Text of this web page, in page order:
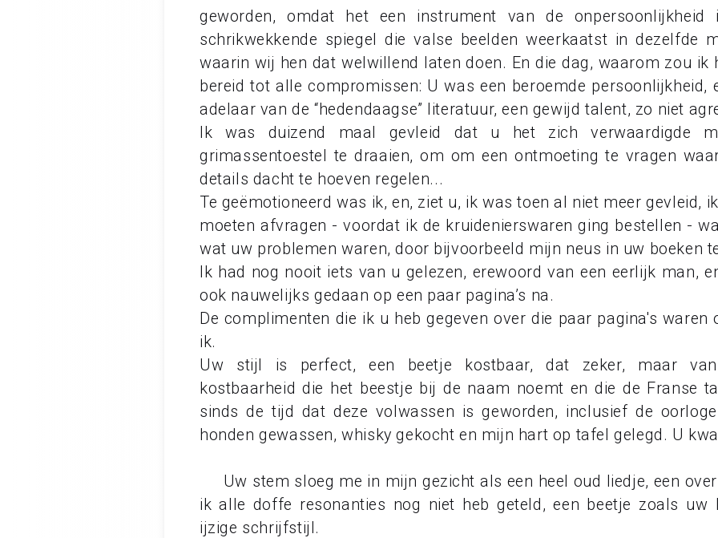
geworden, omdat het een instrument van de onpersoonlijkheid
schrikwekkende spiegel die valse beelden weerkaatst in dezelfde
waarin wij hen dat welwillend laten doen. En die dag, waarom zou ik
bereid tot alle compromissen: U was een beroemde persoonlijkheid,
adelaar van de “hedendaagse” literatuur, een gewijd talent, zo niet
Ik was duizend maal gevleid dat u het zich verwaardigde
grimassentoestel te draaien, om om een ontmoeting te vragen
details dacht te hoeven regelen...
Te geëmotioneerd was ik, en, ziet u, ik was toen al niet meer gevleid,
moeten afvragen - voordat ik de kruidenierswaren ging bestellen -
wat uw problemen waren, door bijvoorbeeld mijn neus in uw boeken
Ik had nog nooit iets van u gelezen, erewoord van een eerlijk man,
ook nauwelijks gedaan op een paar pagina’s na.
De complimenten die ik u heb gegeven over die paar pagina's waren
ik.
Uw stijl is perfect, een beetje kostbaar, dat zeker, maar van
kostbaarheid die het beestje bij de naam noemt en die de Franse
sinds de tijd dat deze volwassen is geworden, inclusief de
honden gewassen, whisky gekocht en mijn hart op tafel gelegd. U
Uw stem sloeg me in mijn gezicht als een heel oud liedje, een
ik alle doffe resonanties nog niet heb geteld, een beetje zoals uw
ijzige schrijfstijl.